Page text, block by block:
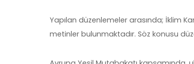
Yapılan düzenlemeler arasında; İklim
metinler bulunmaktadır. Söz konusu